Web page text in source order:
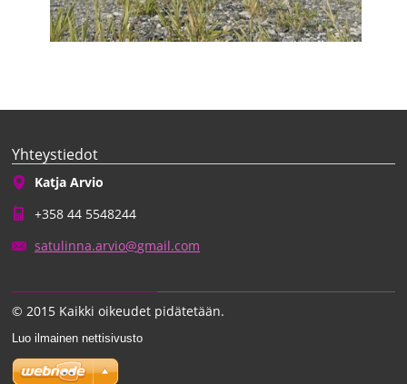
Yhteystiedot
Katja Arvio
+358 44 5548244
satulinna.arvio@gmail.com
© 2015 Kaikki oikeudet pidätetään.
Luo ilmainen nettisivusto